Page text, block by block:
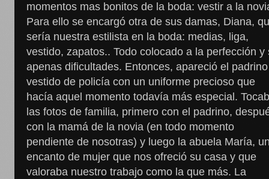
momentos mas bonitos de la boda: vestir a la
Para ello se encargó otra de sus damas, Diana,
sería nuestra estilista en la boda: medias, liga,
vestido, zapatos.. Todo colocado a la perfección y
apenas dificultades. Entonces, apareció el padrino
vestido de policía con un uniforme precioso que
hacía aquel momento todavía más especial.
las fotos de familia, primero con el padrino,
con la mamá de la novia (en todo momento
pendiente de nosotras) y luego la abuela María,
encanto de mujer que nos ofreció su casa y que
valoraba nuestro trabajo como la que más. La